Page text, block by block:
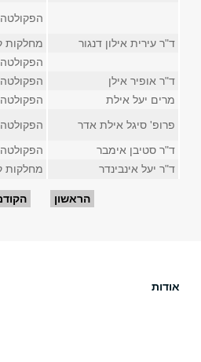
ד"ר עירית אילון דנגור
מחלקות
ד"ר אופיר אילן
מרים יעל אילת
פרופ' סיגל אילת אדר
ד"ר סטיבן אימבר
ד"ר יעל אינבינדר
מחלקות
הראשון
אודות